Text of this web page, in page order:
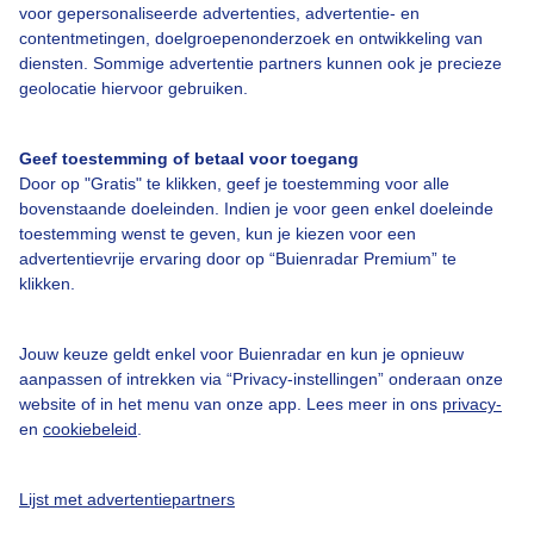
voor gepersonaliseerde advertenties, advertentie- en
contentmetingen, doelgroepenonderzoek en ontwikkeling van
diensten. Sommige advertentie partners kunnen ook je precieze
geolocatie hiervoor gebruiken.
Geef toestemming of betaal voor toegang
Door op "Gratis" te klikken, geef je toestemming voor alle
bovenstaande doeleinden. Indien je voor geen enkel doeleinde
toestemming wenst te geven, kun je kiezen voor een
advertentievrije ervaring door op “Buienradar Premium” te
klikken.
Jouw keuze geldt enkel voor Buienradar en kun je opnieuw
aanpassen of intrekken via “Privacy-instellingen” onderaan onze
website of in het menu van onze app. Lees meer in ons privacy-
en cookiebeleid
Lijst met advertentiepartners
Over Buienradar
Veelgestelde vragen
Contact
Toegankelijkheid
Buienradar Team
Privacy instellingen